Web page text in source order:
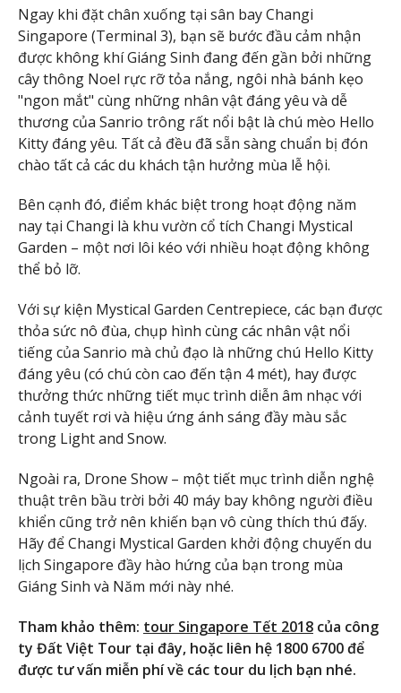
Ngay khi đặt chân xuống tại sân bay Changi
Singapore (Terminal 3), bạn sẽ bước đầu cảm nhận
được không khí Giáng Sinh đang đến gần bởi những
cây thông Noel rực rỡ tỏa nắng, ngôi nhà bánh kẹo
"ngon mắt" cùng những nhân vật đáng yêu và dễ
thương của Sanrio trông rất nổi bật là chú mèo Hello
Kitty đáng yêu. Tất cả đều đã sẵn sàng chuẩn bị đón
chào tất cả các du khách tận hưởng mùa lễ hội.
Bên cạnh đó, điểm khác biệt trong hoạt động năm
nay tại Changi là khu vườn cổ tích Changi Mystical
Garden – một nơi lôi kéo với nhiều hoạt động không
thể bỏ lỡ.
Với sự kiện Mystical Garden Centrepiece, các bạn được
thỏa sức nô đùa, chụp hình cùng các nhân vật nổi
tiếng của Sanrio mà chủ đạo là những chú Hello Kitty
đáng yêu (có chú còn cao đến tận 4 mét), hay được
thưởng thức những tiết mục trình diễn âm nhạc với
cảnh tuyết rơi và hiệu ứng ánh sáng đầy màu sắc
trong Light and Snow.
Ngoài ra, Drone Show – một tiết mục trình diễn nghệ
thuật trên bầu trời bởi 40 máy bay không người điều
khiển cũng trở nên khiến bạn vô cùng thích thú đấy.
Hãy để Changi Mystical Garden khởi động chuyến du
lịch Singapore đầy hào hứng của bạn trong mùa
Giáng Sinh và Năm mới này nhé.
Tham khảo thêm: tour Singapore Tết 2018 của công
ty Đất Việt Tour tại đây, hoặc liên hệ 1800 6700 để
được tư vấn miễn phí về các tour du lịch bạn nhé.